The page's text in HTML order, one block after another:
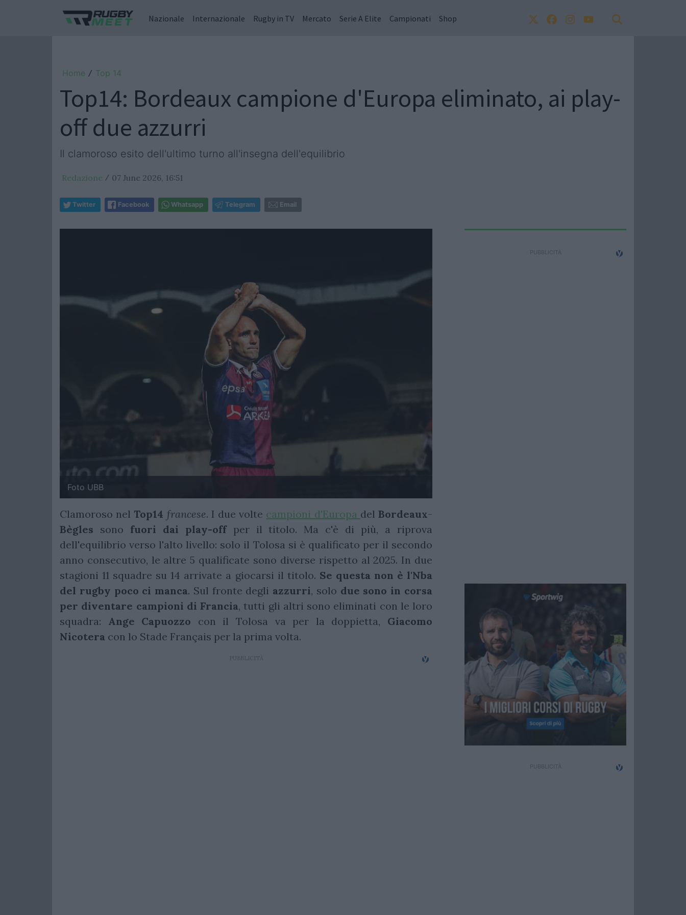
Nazionale Internazionale Rugby in TV Mercato Serie A Elite Campionati Shop
Home / Top 14
Top14: Bordeaux campione d'Europa eliminato, ai play-
off due azzurri
Il clamoroso esito dell'ultimo turno all'insegna dell'equilibrio
Redazione / 07 June 2026, 16:51
Twitter Facebook Whatsapp Telegram Email
Foto UBB
Clamoroso nel Top14 francese. I due volte campioni d'Europa delBordeaux-
Bègles sono fuori dai play-offper il titolo. Ma c'è di più, a riprova
dell'equilibrio verso l'alto livello: solo il Tolosa si è qualificato per il secondo
anno consecutivo, le altre 5 qualificate sono diverse rispetto al 2025. In due
stagioni 11 squadre su 14 arrivate a giocarsi il titolo. Se questa non è l'Nba
del rugby poco ci manca. Sul fronte degli azzurri, solo due sono in corsa
per diventare campioni di Francia, tutti gli altri sono eliminati con le loro
squadra: Ange Capuozzo con il Tolosa va per la doppietta, Giacomo
Nicotera con lo Stade Français per la prima volta.